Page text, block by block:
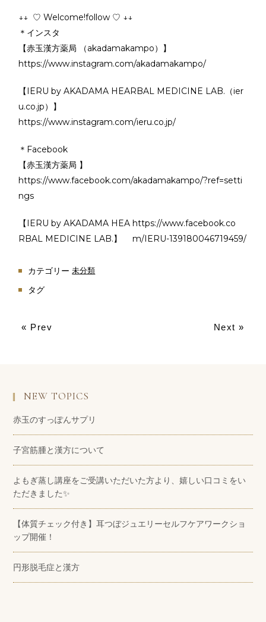
↓↓ ♡ Welcome!follow ♡ ↓↓
＊インスタ
【赤玉漢方薬局 （akadamakampo）】
https://www.instagram.com/akadamakampo/
【IERU by AKADAMA HEARBAL MEDICINE LAB.（ier
u.co.jp）】
https://www.instagram.com/ieru.co.jp/
＊Facebook
【赤玉漢方薬局 】
https://www.facebook.com/akadamakampo/?ref=setti
ngs
【IERU by AKADAMA HEA
RBAL MEDICINE LAB.】
https://www.facebook.co
m/IERU-139180046719459/
カテゴリー 未分類
タグ
« Prev Next »
NEW TOPICS
赤玉のすっぽんサプリ
子宮筋腫と漢方について
よもぎ蒸し講座をご受講いただいた方より、嬉しい口コミをい
ただきました✨
【体質チェック付き】耳つぼジュエリーセルフケアワークショ
ップ開催！
円形脱毛症と漢方